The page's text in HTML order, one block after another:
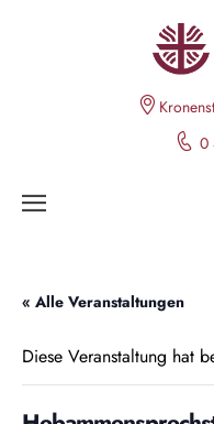
0
« Alle Veranstaltungen
Diese Veranstaltung hat